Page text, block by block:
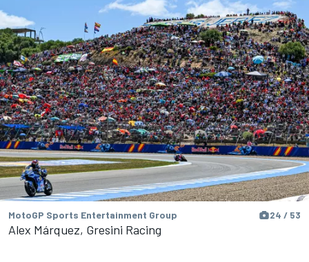
MotoGP Sports Entertainment Group 24 / 53
Alex Márquez, Gresini Racing